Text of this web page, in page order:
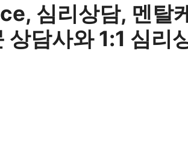
심리상담, 멘탈
담사와 1:1 심리